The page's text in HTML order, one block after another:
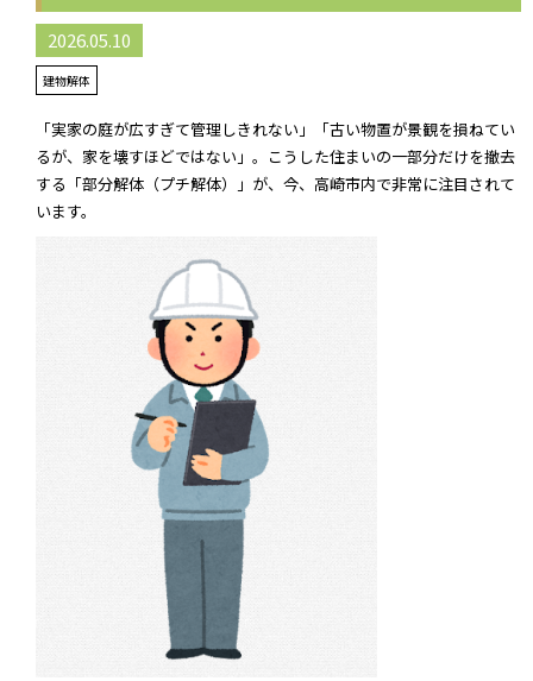
2026.05.10
建物解体
「実家の庭が広すぎて管理しきれない」「古い物置が景観を損ねてい
るが、家を壊すほどではない」――。こうした住まいの一部分だけを撤去
する「部分解体（プチ解体）」が、今、高崎市内で非常に注目されて
います。